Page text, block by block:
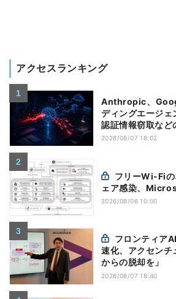
アクセスランキング
Anthropic、
ディングエージ
認証情報窃取など
2026/08/07 18:02
ェア感染、
2026/08/06 10:00
速化、アクセンチ
からの脱却を」
2026/08/07 18:40